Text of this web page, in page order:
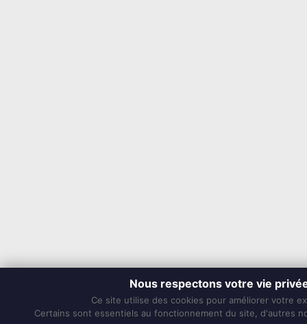
Nous respectons votre vie
Ce site utilise des cookies pour améliorer votre
Certains sont essentiels au fonctionnement du site, d'autres